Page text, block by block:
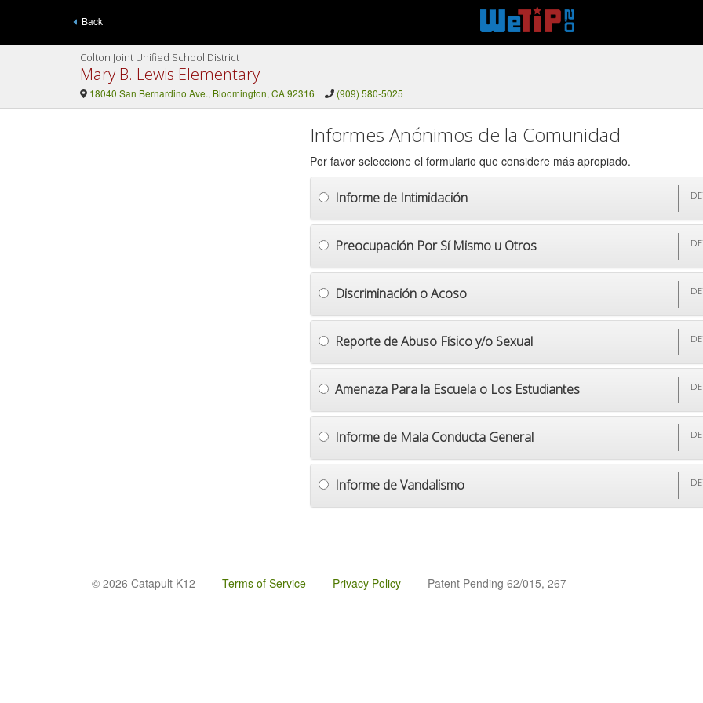
Back
Colton Joint Unified School District
Mary B. Lewis Elementary
18040 San Bernardino Ave., Bloomington, CA 92316 (909) 580-5025
Informes Anónimos de la Comunidad
Por favor seleccione el formulario que considere más apropiado.
Informe de Intimidación
Preocupación Por Sí Mismo u Otros
Discriminación o Acoso
Reporte de Abuso Físico y/o Sexual
Amenaza Para la Escuela o Los Estudiantes
Informe de Mala Conducta General
Informe de Vandalismo
© 2026 Catapult K12 Terms of Service Privacy Policy Patent Pending 62/015, 267